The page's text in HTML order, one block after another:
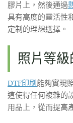
膠片上，然後通過
具有高度的靈活性
定制的理想選擇。
照片等
DTF印刷 能夠實現
這使得任何複雜的
用品上，從而提高